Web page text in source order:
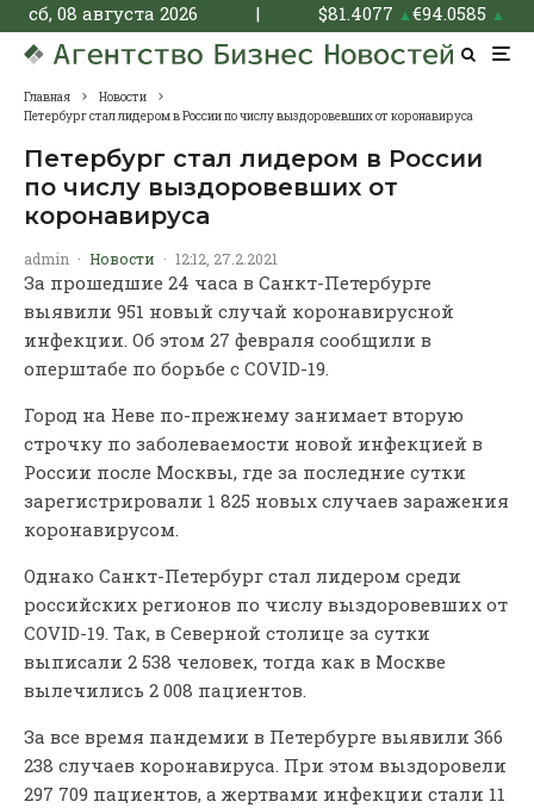
сб, 08 августа 2026 | $81.4077 ▲€94.0585 ▲
Главная
Новости
Петербург стал лидером в России по числу выздоровевших от коронавируса
Петербург стал лидером в России
по числу выздоровевших от
коронавируса
admin · Новости · 12:12, 27.2.2021
За прошедшие 24 часа в Санкт-Петербурге
выявили 951 новый случай коронавирусной
инфекции. Об этом 27 февраля сообщили в
оперштабе по борьбе с COVID-19.
Город на Неве по-прежнему занимает вторую
строчку по заболеваемости новой инфекцией в
России после Москвы, где за последние сутки
зарегистрировали 1 825 новых случаев заражения
коронавирусом.
Однако Санкт-Петербург стал лидером среди
российских регионов по числу выздоровевших от
COVID-19. Так, в Северной столице за сутки
выписали 2 538 человек, тогда как в Москве
вылечились 2 008 пациентов.
За все время пандемии в Петербурге выявили 366
238 случаев коронавируса. При этом выздоровели
297 709 пациентов, а жертвами инфекции стали 11